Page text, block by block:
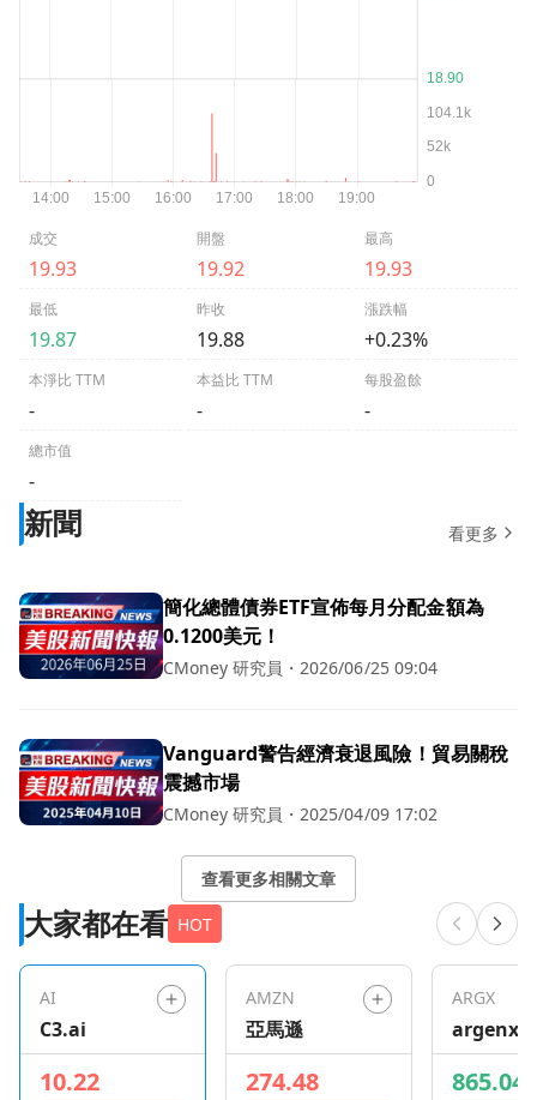
成交
19.93
開盤
19.92
最高
19.93
最低
19.87
昨收
19.88
漲跌幅
+0.23%
本淨比 TTM
-
本益比 TTM
-
每股盈餘
-
總市值
-
新聞 看更多
簡化總體債券ETF宣佈每月分配金額為
0.1200美元！
CMoney 研究員 ・2026/06/25 09:04
Vanguard警告經濟衰退風險！貿易關稅
震撼市場
CMoney 研究員 ・2025/04/09 17:02
查看更多相關文章
大家都在看 HOT
AI
C3.ai
10.22
AMZN
亞馬遜
274.48
ARGX
argenx
865.04